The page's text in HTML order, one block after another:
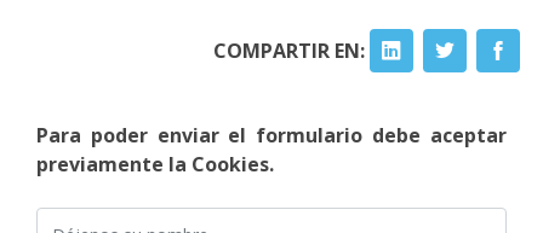
COMPARTIR EN:
Para poder enviar el formulario debe aceptar
previamente la Cookies.